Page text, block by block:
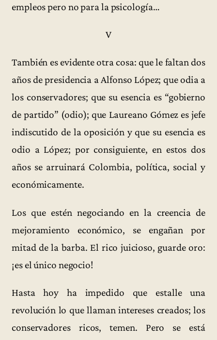
empleos pero no para la psicología…
V
También es evidente otra cosa: que le faltan dos
años de presidencia a Alfonso López; que odia a
los conservadores; que su esencia es “gobierno
de partido” (odio); que Laureano Gómez es jefe
indiscutido de la oposición y que su esencia es
odio a López; por consiguiente, en estos dos
años se arruinará Colombia, política, social y
económicamente.
Los que estén negociando en la creencia de
mejoramiento económico, se engañan por
mitad de la barba. El rico juicioso, guarde oro:
¡es el único negocio!
Hasta hoy ha impedido que estalle una
revolución lo que llaman intereses creados; los
conservadores ricos, temen. Pero se está